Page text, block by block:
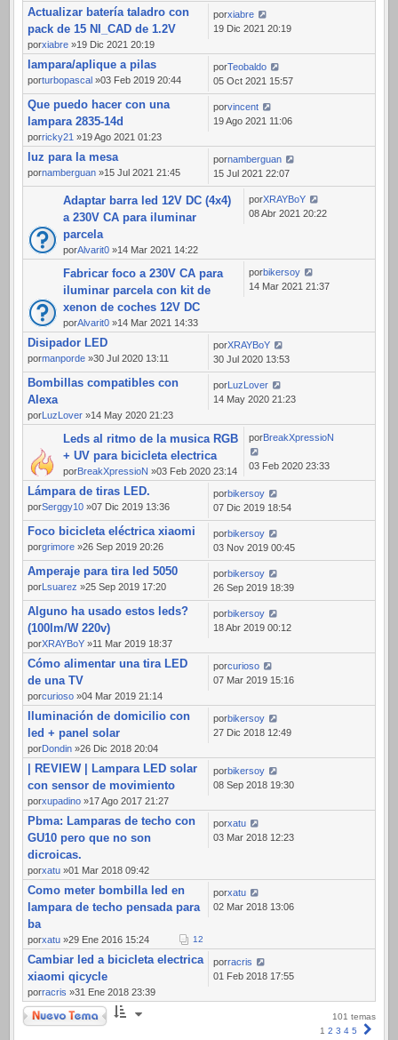
Actualizar batería taladro con
pack de 15 NI_CAD de 1.2V
porxiabre »19 Dic 2021 20:19
porxiabre
19 Dic 2021 20:19
lampara/aplique a pilas
porturbopascal »03 Feb 2019 20:44
porTeobaldo
05 Oct 2021 15:57
Que puedo hacer con una
lampara 2835-14d
porricky21 »19 Ago 2021 01:23
porvincent
19 Ago 2021 11:06
luz para la mesa
pornamberguan »15 Jul 2021 21:45
pornamberguan
15 Jul 2021 22:07
Adaptar barra led 12V DC (4x4)
a 230V CA para iluminar
parcela
porAlvarit0 »14 Mar 2021 14:22
porXRAYBoY
08 Abr 2021 20:22
Fabricar foco a 230V CA para
iluminar parcela con kit de
xenon de coches 12V DC
porAlvarit0 »14 Mar 2021 14:33
porbikersoy
14 Mar 2021 21:37
Disipador LED
pormanporde »30 Jul 2020 13:11
porXRAYBoY
30 Jul 2020 13:53
Bombillas compatibles con
Alexa
porLuzLover »14 May 2020 21:23
porLuzLover
14 May 2020 21:23
Leds al ritmo de la musica RGB
+ UV para bicicleta electrica
porBreakXpressioN »03 Feb 2020 23:14
porBreakXpressioN
03 Feb 2020 23:33
Lámpara de tiras LED.
porSerggy10 »07 Dic 2019 13:36
porbikersoy
07 Dic 2019 18:54
Foco bicicleta eléctrica xiaomi
porgrimore »26 Sep 2019 20:26
porbikersoy
03 Nov 2019 00:45
Amperaje para tira led 5050
porLsuarez »25 Sep 2019 17:20
porbikersoy
26 Sep 2019 18:39
Alguno ha usado estos leds?
(100lm/W 220v)
porXRAYBoY »11 Mar 2019 18:37
porbikersoy
18 Abr 2019 00:12
Cómo alimentar una tira LED
de una TV
porcurioso »04 Mar 2019 21:14
porcurioso
07 Mar 2019 15:16
Iluminación de domicilio con
led + panel solar
porDondin »26 Dic 2018 20:04
porbikersoy
27 Dic 2018 12:49
| REVIEW | Lampara LED solar
con sensor de movimiento
porxupadino »17 Ago 2017 21:27
porbikersoy
08 Sep 2018 19:30
Pbma: Lamparas de techo con
GU10 pero que no son
dicroicas.
porxatu »01 Mar 2018 09:42
porxatu
03 Mar 2018 12:23
Como meter bombilla led en
lampara de techo pensada para
ba
porxatu »29 Ene 2016 15:24 12
porxatu
02 Mar 2018 13:06
Cambiar led a bicicleta electrica
xiaomi qicycle
porracris »31 Ene 2018 23:39
porracris
01 Feb 2018 17:55
Nuevo Tema
101 temas
1 2 3 4 5